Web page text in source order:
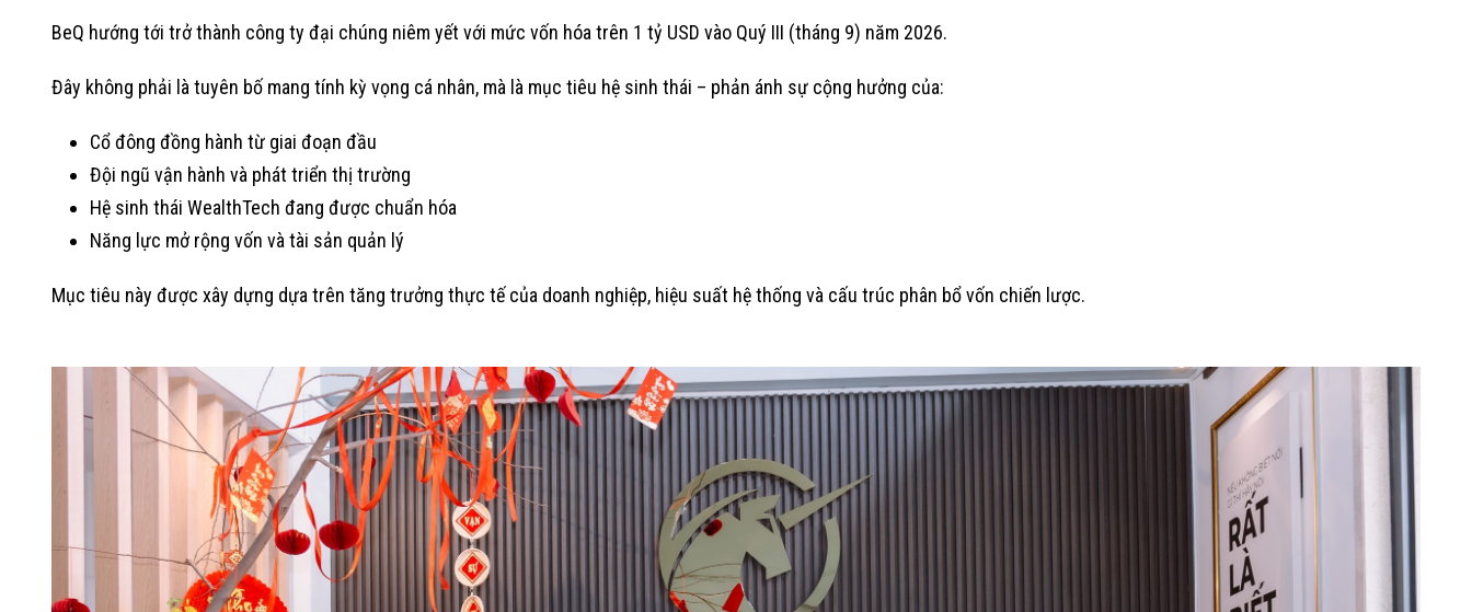
BeQ hướng tới trở thành công ty đại chúng niêm yết với mức vốn hóa trên 1 tỷ USD vào Quý III (tháng 9) năm 2026.
Đây không phải là tuyên bố mang tính kỳ vọng cá nhân, mà là mục tiêu hệ sinh thái – phản ánh sự cộng hưởng của:
Cổ đông đồng hành từ giai đoạn đầu
Đội ngũ vận hành và phát triển thị trường
Hệ sinh thái WealthTech đang được chuẩn hóa
Năng lực mở rộng vốn và tài sản quản lý
Mục tiêu này được xây dựng dựa trên tăng trưởng thực tế của doanh nghiệp, hiệu suất hệ thống và cấu trúc phân bổ vốn chiến lược.